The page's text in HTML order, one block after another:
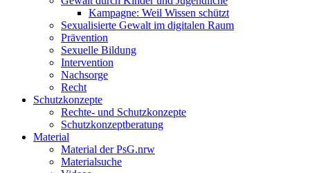
Kampagne: Weil Wissen schützt
Sexualisierte Gewalt im digitalen Raum
Prävention
Sexuelle Bildung
Intervention
Nachsorge
Recht
Schutzkonzepte
Rechte- und Schutzkonzepte
Schutzkonzeptberatung
Material
Material der PsG.nrw
Materialsuche